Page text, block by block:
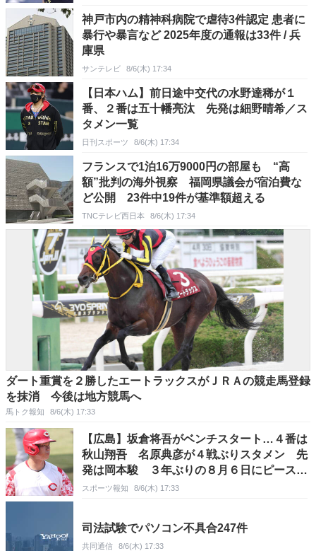
神戸市内の精神科病院で虐待3件認定 患者に
暴行や暴言など 2025年度の通報は33件 / 兵
庫県
サンテレビ 8/6(木) 17:34
【日本ハム】前日途中交代の水野達稀が１
番、２番は五十幡亮汰 先発は細野晴希／ス
タメン一覧
日刊スポーツ 8/6(木) 17:34
フランスで1泊16万9000円の部屋も “高
額”批判の海外視察 福岡県議会が宿泊費な
ど公開 23件中19件が基準額超える
TNCテレビ西日本 8/6(木) 17:34
ダート重賞を２勝したエートラックスがＪＲＡの競走馬登録
を抹消 今後は地方競馬へ
馬トク報知 8/6(木) 17:33
【広島】坂倉将吾がベンチスタート…４番は
秋山翔吾 名原典彦が４戦ぶりスタメン 先
発は岡本駿 ３年ぶりの８月６日にピースナ
イター 負ければ最下位転落の可能性
スポーツ報知 8/6(木) 17:33
司法試験でパソコン不具合247件
共同通信 8/6(木) 17:33